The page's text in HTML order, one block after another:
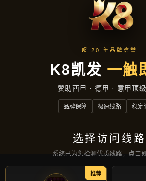
应用实例
首页 应用实例